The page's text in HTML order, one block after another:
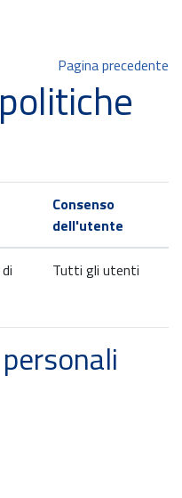
Pagina precedente
Consenso
dell'utente
Tutti gli utenti